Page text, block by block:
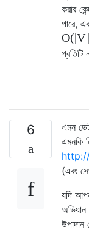
করার
পারে,
O( V
প্রতিটি
6
এমন
এমনকি
(এবং
যদি